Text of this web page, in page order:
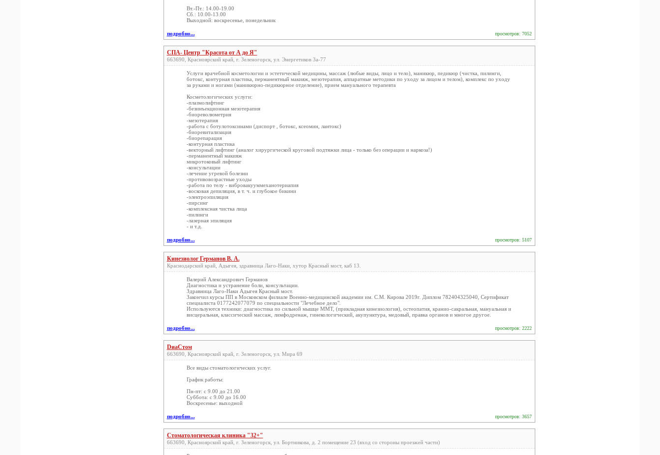
Вт.-Пт.: 14.00-19.00
Сб.: 10.00-13.00
Выходной: воскресенье, понедельник
подробно... просмотров: 7052
СПА- Центр "Красота от А до Я"
663690, Красноярский край, г. Зеленогорск, ул. Энергетиков 3а-77
Услуги врачебной косметологии и эстетической медицины, массаж (любые виды, лицо и тело), маникюр, педикюр (чистка, пилинги,
ботокс, контурная пластика, перманентный макияж, мезотерапия, аппаратные методики по уходу за лицом и телом), комплекс по уходу
за руками и ногами (маникюрно-педикюрное отделение), прием мануального терапевта
Косметологических услуги:
-плазмолифтинг
-безинъекционная мезотерапия
-биореволюметрия
-мезотерапия
-работа с ботулотоксинами (диспорт , ботокс, ксеомин, лантокс)
-биоревитализация
-биорепарация
-контурная пластика
-векторный лифтинг (аналог хирургической круговой подтяжки лица - только без операции и наркоза!)
-перманентный макияж
микротоковый лифтинг
-консультации
-лечение угревой болезни
-противовозрастные уходы
-работа по телу - вибровакууммеханотериапия
-восковая депиляция, в т. ч. и глубокое бикини
-электроэпиляция
-пирсинг
-комплексная чистка лица
-пилинги
-лазерная эпиляция
- и т.д.
подробно... просмотров: 5107
Кинезиолог Германов В. А.
Краснодарский край, Адыгея, здравница Лаго-Наки, хутор Красный мост, каб 13.
Валерий Александрович Германов
Диагностика и устранение боли, консультации.
Здравница Лаго-Наки Адыгея Красный мост.
Закончил курсы ПП в Московском филиале Военно-медицинской академии им. С.М. Кирова 2019г. Диплом 782404325040, Сертификат
специалиста 0177242077079 по специальности "Лечебное дело".
Используются техники: диагностика по сильной мышце ММТ, (прикладная кинезиология), остеопатия, кранио-сакральная, мануальная и
висцеральная, классический массаж, лимфодренаж, гинекологический, акупунктура, медовый, правка органов и многое другое.
подробно... просмотров: 2222
DиаCтом
663690, Красноярский край, г. Зеленогорск, ул. Мира 69
Все виды стоматологических услуг.
График работы:
Пн-пт: с 9.00 до 21.00
Суббота: с 9.00 до 16.00
Воскресенье: выходной
подробно... просмотров: 3657
Стоматологическая клиника "32+"
663690, Красноярский край, г. Зеленогорск, ул. Бортникова, д. 2 помещение 23 (вход со стороны проезжей части)